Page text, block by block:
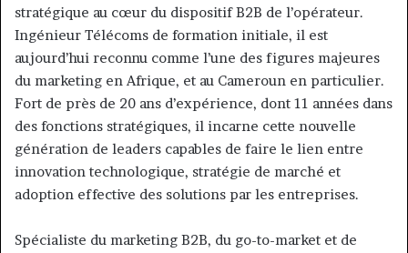
stratégique au cœur du dispositif B2B de l’opérateur.
Ingénieur Télécoms de formation initiale, il est
aujourd’hui reconnu comme l’une des figures majeures
du marketing en Afrique, et au Cameroun en particulier.
Fort de près de 20 ans d’expérience, dont 11 années dans
des fonctions stratégiques, il incarne cette nouvelle
génération de leaders capables de faire le lien entre
innovation technologique, stratégie de marché et
adoption effective des solutions par les entreprises.
Spécialiste du marketing B2B, du go-to-market et de